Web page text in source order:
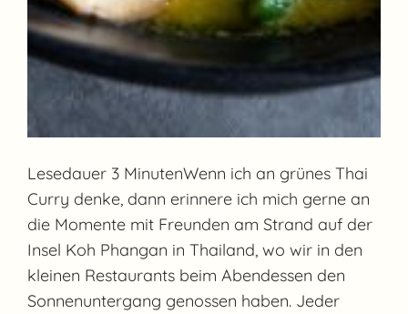
Lesedauer 3 MinutenWenn ich an grünes Thai
Curry denke, dann erinnere ich mich gerne an
die Momente mit Freunden am Strand auf der
Insel Koh Phangan in Thailand, wo wir in den
kleinen Restaurants beim Abendessen den
Sonnenuntergang genossen haben. Jeder